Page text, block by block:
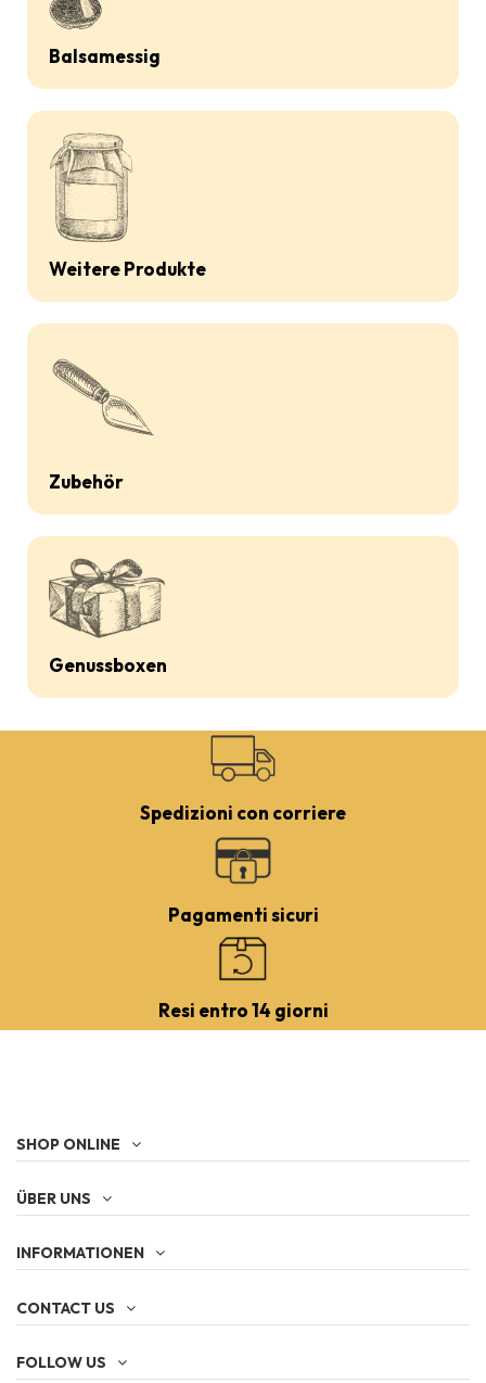
Balsamessig
Weitere Produkte
Zubehör
Genussboxen
Spedizioni con corriere
Pagamenti sicuri
Resi entro 14 giorni
SHOP ONLINE
ÜBER UNS
INFORMATIONEN
CONTACT US
FOLLOW US